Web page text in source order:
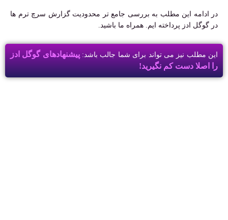
در ادامه این مطلب به بررسی جامع تر محدودیت گزارش سرچ ترم ها
در گوگل ادز پرداخته ایم. همراه ما باشید.
این مطلب نیز می تواند برای شما جالب باشد:پیشنهادهای گوگل ادز
را اصلا دست کم نگیرید!